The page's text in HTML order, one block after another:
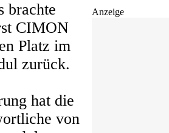
Anzeige
brachte
CIMON
Platz im
zurück.
hat die
von